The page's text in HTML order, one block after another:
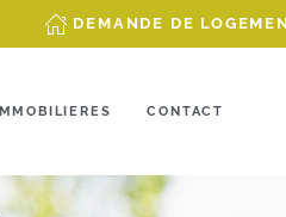
DEMANDE DE
CONTACT